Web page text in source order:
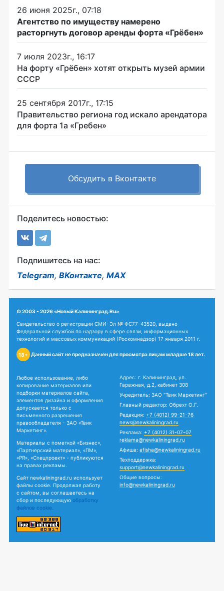
26 июня 2025г., 07:18
Агентство по имуществу намерено
расторгнуть договор аренды форта «Грёбен»
7 июля 2023г., 16:17
На форту «Грёбен» хотят открыть музей армии
СССР
25 сентября 2017г., 17:15
Правительство региона год искало арендатора
для форта 1а «Гребен»
Обсудить в Вконтакте
Поделитесь новостью:
Подпишитесь на нас:
Telegram, ВКонтакте, MAX
© 2003 - 2026 «Новый Калининград.Ru»
Свидетельство о регистрации СМИ: Эл № ФС77-43520, выдано
Федеральной службой по надзору в сфере связи, информационных
технологий и массовых коммуникаций (Роскомнадзор) 17 января 2011 г.
18+ Данный сайт не предназначен для просмотра лицам младше 18 лет.
Любое использование, либо
копирование материалов или
подборки материалов сайта,
элементов дизайна и оформления
допускается только с
письменного разрешения
правообладателя - ЗАО «Твик
Маркетинг».
Материалы с пометкой «Бизнес»,
«Партнерский материал», «ПМ»,
«PR», «Спецпроект» - публикуются
на правах рекламы.
Сайт newkaliningrad.ru использует
файлы cookie. Продолжая работу
с сайтом, вы соглашаетесь на
сбор и последующую обработку
файлов cookie.
Адрес: г. Калининград, ул.
Гаражная, д.2, кабинет 308
Учредитель: ЗАО "Твик Маркетинг"
Главный редактор: Обрехт О.Г.
Редакция: +7 (4012) 99-21-76
news@newkaliningrad.ru
Реклама: +7 (4012) 31-07-07
reklama@newkaliningrad.ru
Афиша: afisha@newkaliningrad.ru
Техподдержка:
support@newkaliningrad.ru
Общие вопросы:
info@newkaliningrad.ru